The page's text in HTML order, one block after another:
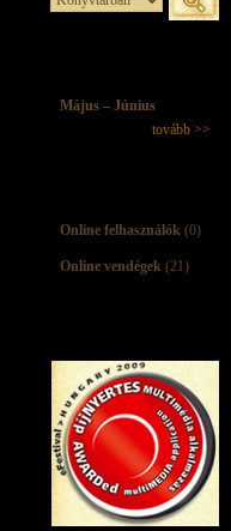
Május – Június
tovább >>
Online felhasználók (0)
Online vendégek (21)